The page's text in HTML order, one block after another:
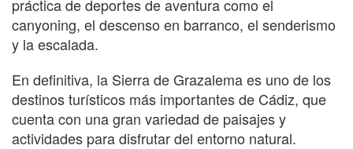
práctica de deportes de aventura como el
canyoning, el descenso en barranco, el senderismo
y la escalada.
En definitiva, la Sierra de Grazalema es uno de los
destinos turísticos más importantes de Cádiz, que
cuenta con una gran variedad de paisajes y
actividades para disfrutar del entorno natural.